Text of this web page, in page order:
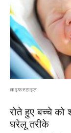
लाइफस्टाइल
रोते हुए बच्चे
घरेलू तरीके